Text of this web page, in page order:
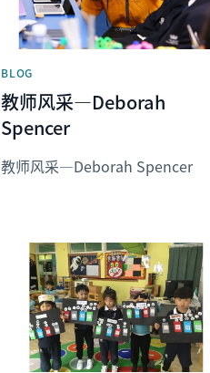
BLOG
教师风采—Deborah
Spencer
教师风采—Deborah Spencer
News image